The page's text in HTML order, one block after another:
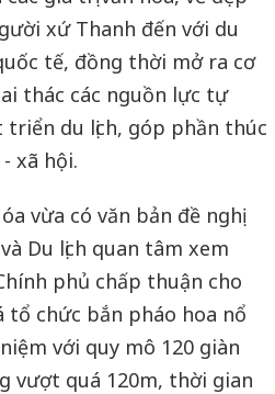
xứ Thanh đến với du
tế, đồng thời mở ra cơ
thác các nguồn lực tự
triển du lịch, góp phần thúc
xã hội.
vừa có văn bản đề nghị
Du lịch quan tâm xem
phủ chấp thuận cho
tổ chức bắn pháo hoa nổ
với quy mô 120 giàn
vượt quá 120m, thời gian